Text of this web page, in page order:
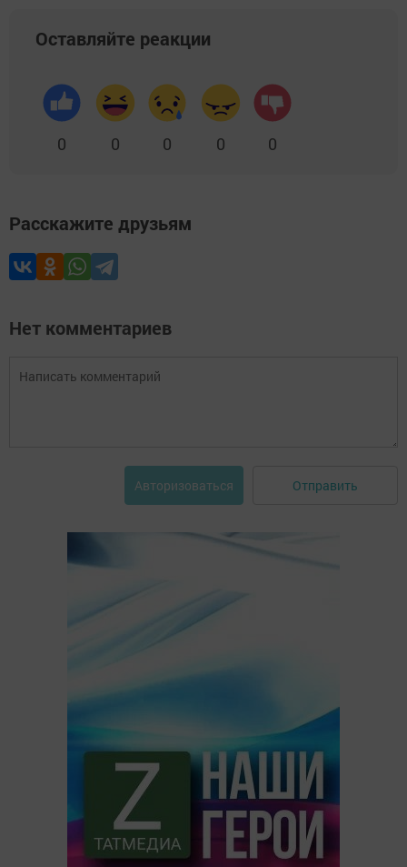
Оставляйте реакции
0 0 0 0 0
Расскажите друзьям
Нет комментариев
Авторизоваться Отправить